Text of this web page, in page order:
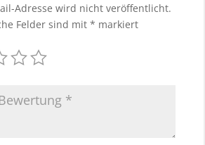
Adresse wird nicht veröffentlicht.
Felder sind mit * markiert